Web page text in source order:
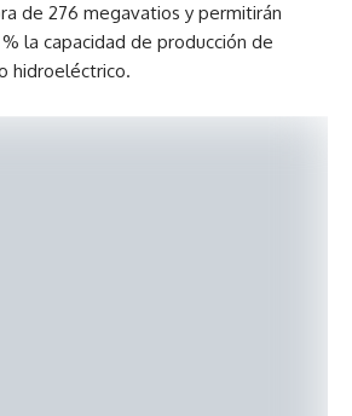
de 276 megavatios y permitirán
la capacidad de producción de
hidroeléctrico.